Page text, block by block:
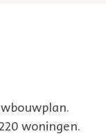
woningen.